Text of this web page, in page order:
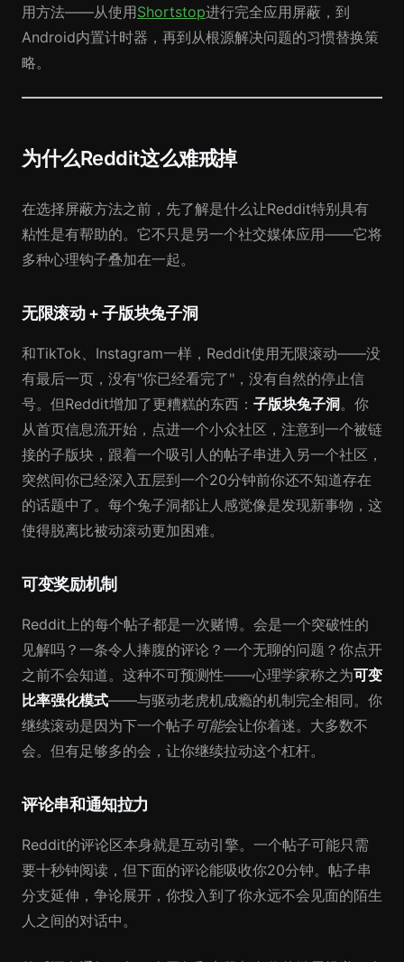
用方法——从使用Shortstop进行完全应用屏蔽，到
Android内置计时器，再到从根源解决问题的习惯替换策
略。
为什么Reddit这么难戒掉
在选择屏蔽方法之前，先了解是什么让Reddit特别具有
粘性是有帮助的。它不只是另一个社交媒体应用——它将
多种心理钩子叠加在一起。
无限滚动 + 子版块兔子洞
和TikTok、Instagram一样，Reddit使用无限滚动——没
有最后一页，没有"你已经看完了"，没有自然的停止信
号。但Reddit增加了更糟糕的东西： 子版块兔子洞。你
从首页信息流开始，点进一个小众社区，注意到一个被链
接的子版块，跟着一个吸引人的帖子串进入另一个社区，
突然间你已经深入五层到一个20分钟前你还不知道存在
的话题中了。每个兔子洞都让人感觉像是发现新事物，这
使得脱离比被动滚动更加困难。
可变奖励机制
Reddit上的每个帖子都是一次赌博。会是一个突破性的
见解吗？一条令人捧腹的评论？一个无聊的问题？你点开
之前不会知道。这种不可预测性——心理学家称之为可变
比率强化模式——与驱动老虎机成瘾的机制完全相同。你
继续滚动是因为下一个帖子 可能会让你着迷。大多数不
会。但有足够多的会，让你继续拉动这个杠杆。
评论串和通知拉力
Reddit的评论区本身就是互动引擎。一个帖子可能只需
要十秒钟阅读，但下面的评论能吸收你20分钟。帖子串
分支延伸，争论展开，你投入到了你永远不会见面的陌生
人之间的对话中。